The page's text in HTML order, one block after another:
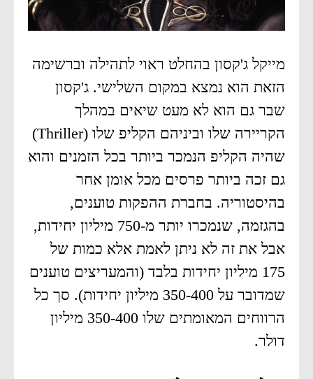
מייקל ג'קסון בהחלט ראוי לתהילה וברשימה
הזאת הוא נמצא במקום השלישי. ג'קסון
שבר גם הוא לא מעט שיאים במהלך
הקריירה שלו וביניהם הקליפ שלו (Thriller)
שהיה הקליפ הנמכר ביותר בכל הזמנים והוא
גם זכה ביותר פרסים מכל אומן אחר
בהיסטוריה. בחברת ההפקות טוענים,
בהגזמה, שנמכרו יותר מ-750 מיליון יחידות,
אבל את זה לא ניתן לאמת אלא כמות של
175 מיליון יחידות בלבד (והמעריצים טוענים
שמדובר על 350-400 מיליון יחידות). סך כל
הרווחים המאומתים שלו 350-400 מיליון
דולר.